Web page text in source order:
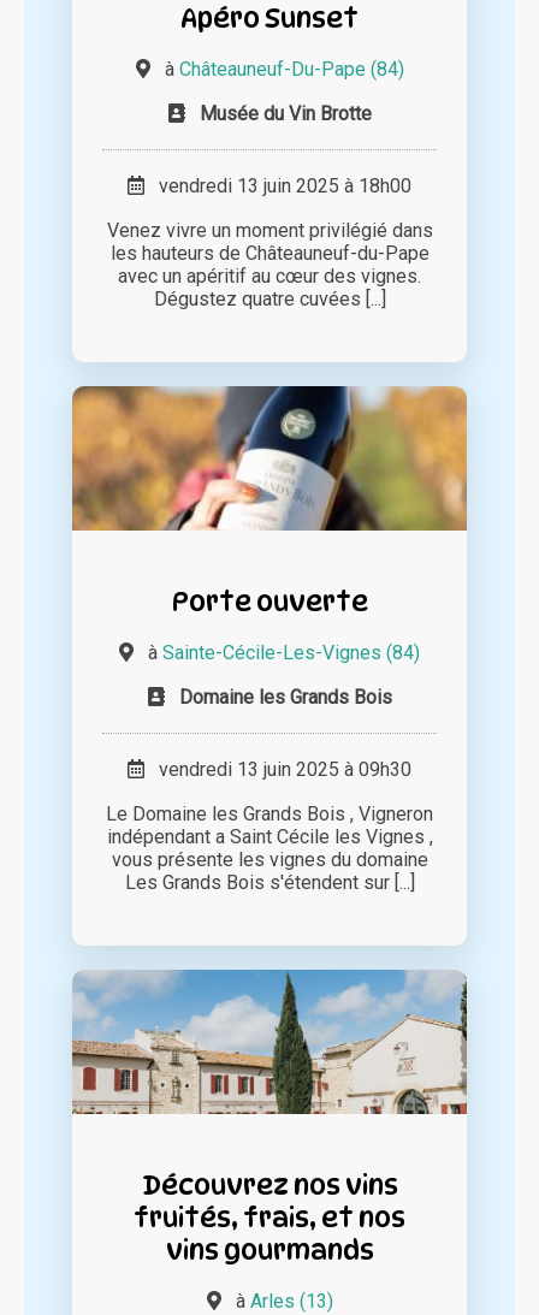
Apéro Sunset
à Châteauneuf-Du-Pape (84)
Musée du Vin Brotte
vendredi 13 juin 2025 à 18h00
Venez vivre un moment privilégié dans
les hauteurs de Châteauneuf-du-Pape
avec un apéritif au cœur des vignes.
Dégustez quatre cuvées [...]
Porte ouverte
à Sainte-Cécile-Les-Vignes (84)
Domaine les Grands Bois
vendredi 13 juin 2025 à 09h30
Le Domaine les Grands Bois , Vigneron
indépendant a Saint Cécile les Vignes ,
vous présente les vignes du domaine
Les Grands Bois s'étendent sur [...]
Découvrez nos vins
fruités, frais, et nos
vins gourmands
à Arles (13)